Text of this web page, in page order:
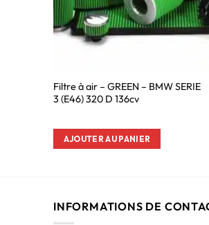
Filtre à air – GREEN – BMW SERIE
3 (E46) 320 D 136cv
AJOUTER AU PANIER
INFORMATIONS DE